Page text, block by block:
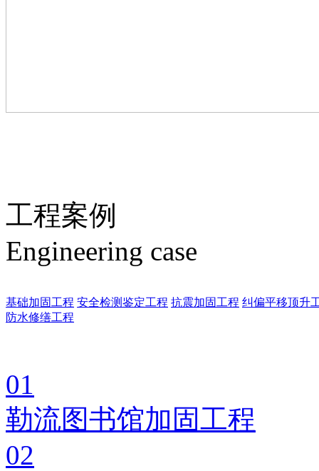
工程案例
Engineering case
基础加固工程 安全检测鉴定工程 抗震加固工程 纠偏平移顶升
防水修缮工程
01
勒流图书馆加固工程
02